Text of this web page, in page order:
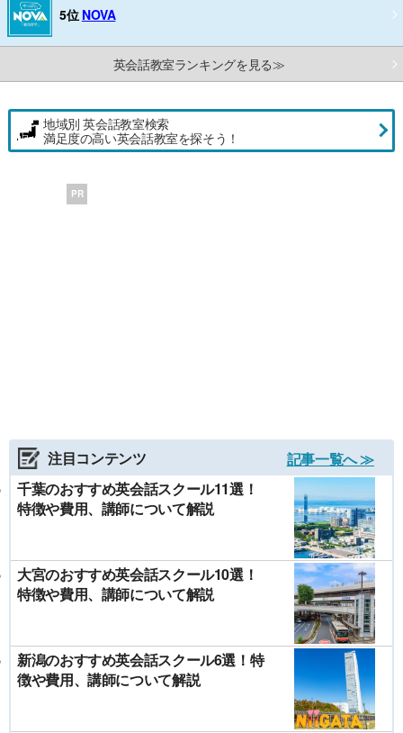
5位 NOVA
英会話教室ランキングを見る≫
地域別 英会話教室検索
満足度の高い英会話教室を探そう！
PR
注目コンテンツ
記事一覧へ ≫
千葉のおすすめ英会話スクール11選！
特徴や費用、講師について解説
大宮のおすすめ英会話スクール10選！
特徴や費用、講師について解説
新潟のおすすめ英会話スクール6選！特
徴や費用、講師について解説